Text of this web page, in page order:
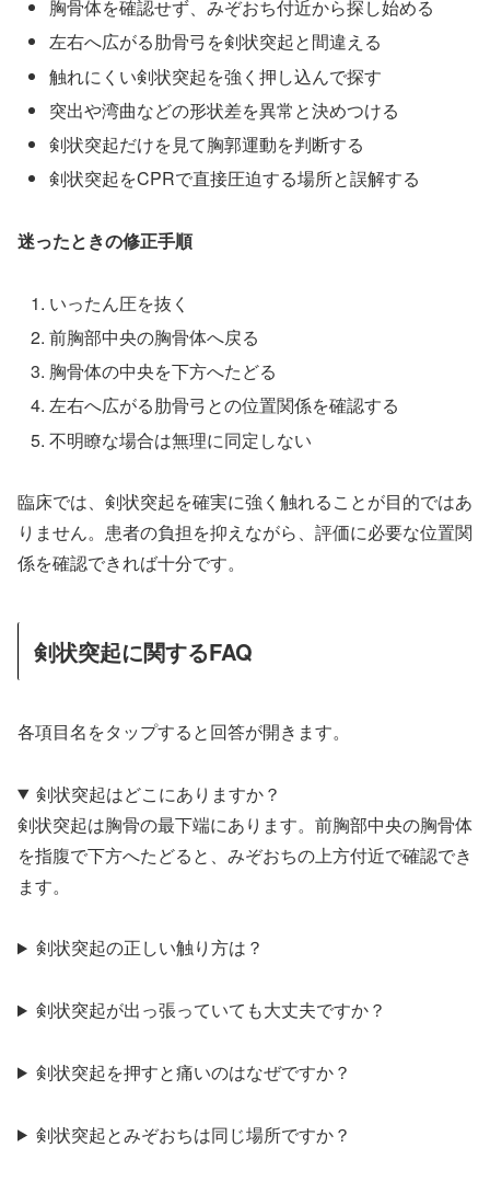
胸骨体を確認せず、みぞおち付近から探し始める
左右へ広がる肋骨弓を剣状突起と間違える
触れにくい剣状突起を強く押し込んで探す
突出や湾曲などの形状差を異常と決めつける
剣状突起だけを見て胸郭運動を判断する
剣状突起をCPRで直接圧迫する場所と誤解する
迷ったときの修正手順
いったん圧を抜く
前胸部中央の胸骨体へ戻る
胸骨体の中央を下方へたどる
左右へ広がる肋骨弓との位置関係を確認する
不明瞭な場合は無理に同定しない
臨床では、剣状突起を確実に強く触れることが目的ではあ
りません。患者の負担を抑えながら、評価に必要な位置関
係を確認できれば十分です。
剣状突起に関するFAQ
各項目名をタップすると回答が開きます。
剣状突起はどこにありますか？
剣状突起は胸骨の最下端にあります。前胸部中央の胸骨体
を指腹で下方へたどると、みぞおちの上方付近で確認でき
ます。
剣状突起の正しい触り方は？
剣状突起が出っ張っていても大丈夫ですか？
剣状突起を押すと痛いのはなぜですか？
剣状突起とみぞおちは同じ場所ですか？